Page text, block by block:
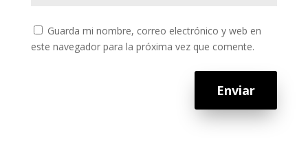
Guarda mi nombre, correo electrónico y web en
este navegador para la próxima vez que comente.
Enviar